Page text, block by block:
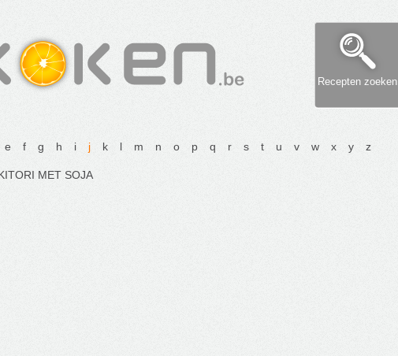
Recepten zoeken
e f g h i j k l m n o p q r s t u v w x y z
MET SOJA